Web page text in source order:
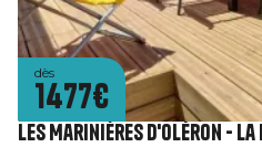
dès
1477€
Les Marinières d'Oléron - La